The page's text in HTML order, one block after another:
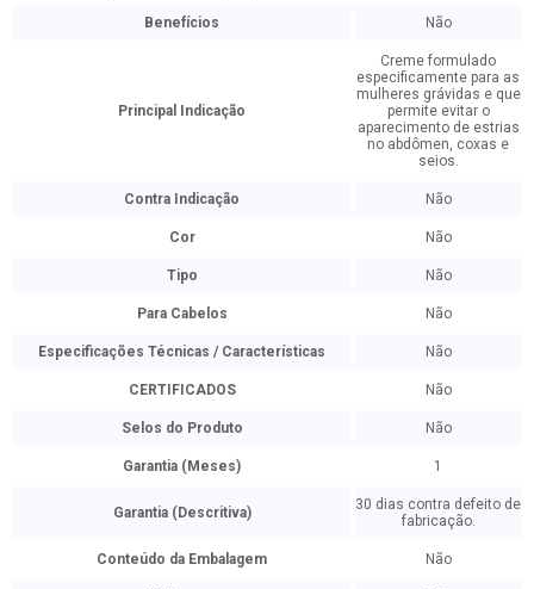
Benefícios Não
Principal Indicação
Creme formulado
especificamente para as
mulheres grávidas e que
permite evitar o
aparecimento de estrias
no abdômen, coxas e
seios.
Contra Indicação Não
Cor Não
Tipo Não
Para Cabelos Não
Especificações Técnicas / Características Não
CERTIFICADOS Não
Selos do Produto Não
Garantia (Meses) 1
Garantia (Descritiva)
30 dias contra defeito de
fabricação.
Conteúdo da Embalagem Não